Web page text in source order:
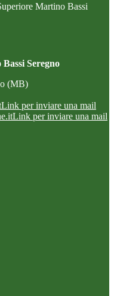
Martino Bassi
Seregno
(MB)
Link per inviare una mail
Link per inviare una mail